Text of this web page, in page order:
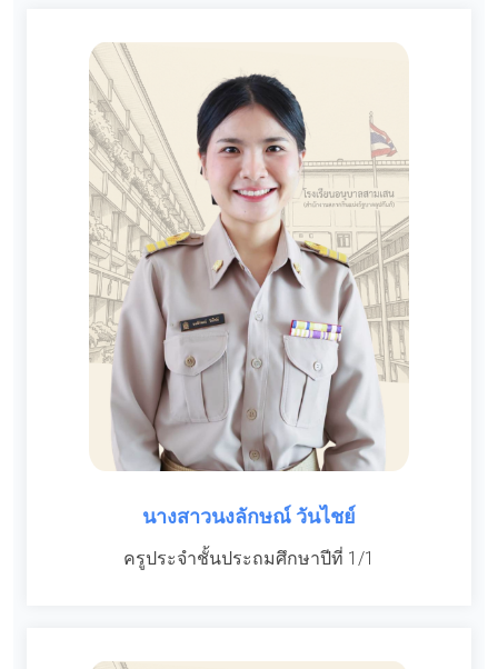
นางสาวนงลักษณ์ วันไชย์
ครูประจำชั้นประถมศึกษาปีที่ 1/1